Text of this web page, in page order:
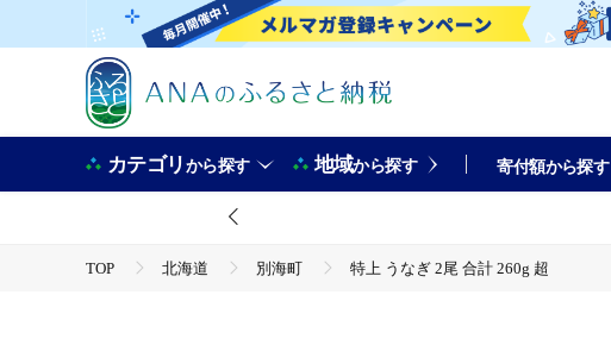
カテゴリから探す 地域から探す 寄付額から探す
TOP 北海道 別海町 特上 うなぎ 2尾 合計 260g 超